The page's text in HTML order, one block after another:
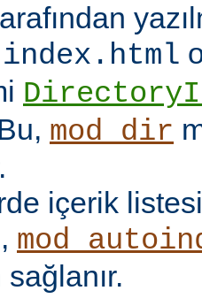
index.html
mod_dir
içerik